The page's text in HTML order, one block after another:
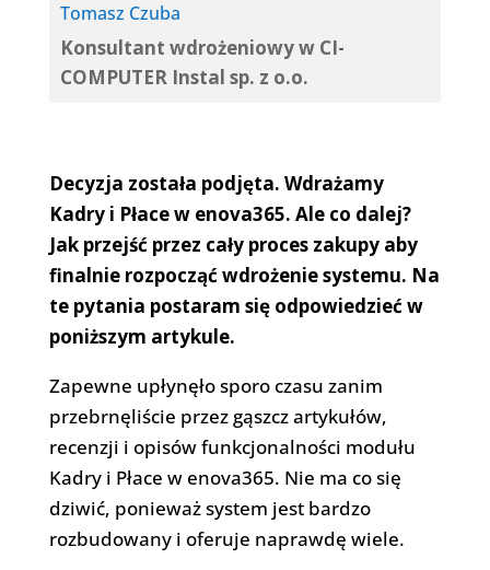
Tomasz Czuba
Konsultant wdrożeniowy w CI-
COMPUTER Instal sp. z o.o.
Decyzja została podjęta. Wdrażamy
Kadry i Płace w enova365. Ale co dalej?
Jak przejść przez cały proces zakupy aby
finalnie rozpocząć wdrożenie systemu. Na
te pytania postaram się odpowiedzieć w
poniższym artykule.
Zapewne upłynęło sporo czasu zanim
przebrnęliście przez gąszcz artykułów,
recenzji i opisów funkcjonalności modułu
Kadry i Płace w enova365. Nie ma co się
dziwić, ponieważ system jest bardzo
rozbudowany i oferuje naprawdę wiele.